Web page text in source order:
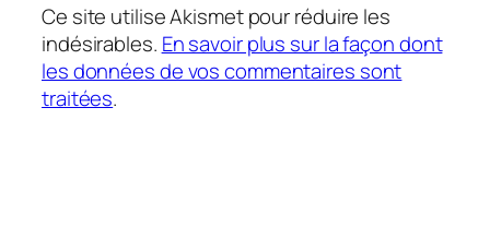
Ce site utilise Akismet pour réduire les
indésirables. En savoir plus sur la façon dont
les données de vos commentaires sont
traitées.